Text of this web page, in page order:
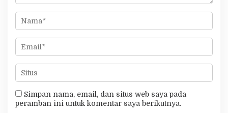
Simpan nama, email, dan situs web saya pada
peramban ini untuk komentar saya berikutnya.